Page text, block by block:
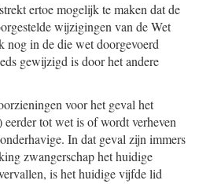
ertoe mogelijk te maken dat de
wijzigingen van de Wet
nog in de die wet doorgevoerd
gewijzigd is door het andere
voor het geval het
eerder tot wet is of wordt verheven
In dat geval zijn immers
zwangerschap het huidige
is het huidige vijfde lid